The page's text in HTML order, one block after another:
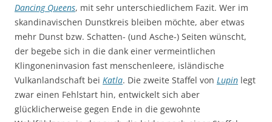
Dancing Queens, mit sehr unterschiedlichem Fazit. Wer im
skandinavischen Dunstkreis bleiben möchte, aber etwas
mehr Dunst bzw. Schatten- (und Asche-) Seiten wünscht,
der begebe sich in die dank einer vermeintlichen
Klingoneninvasion fast menschenleere, isländische
Vulkanlandschaft bei Katla. Die zweite Staffel von Lupin legt
zwar einen Fehlstart hin, entwickelt sich aber
glücklicherweise gegen Ende in die gewohnte